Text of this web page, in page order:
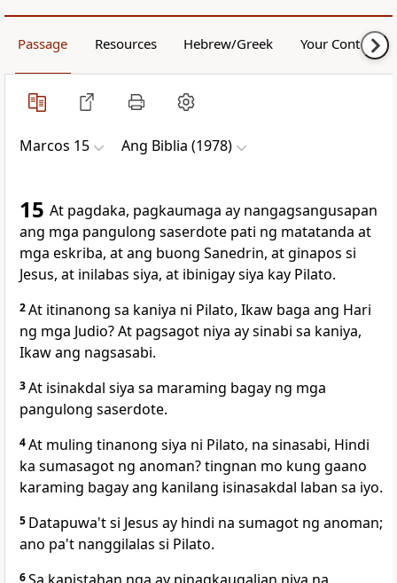
Passage Resources Hebrew/Greek Your Content
Marcos 15 Ang Biblia (1978)
15 At pagdaka, pagkaumaga ay nangagsangusapan
ang mga pangulong saserdote pati ng matatanda at
mga eskriba, at ang buong Sanedrin, atginapos si
Jesus, at inilabas siya, at ibinigay siya kay Pilato.
2At itinanong sa kaniya ni Pilato, Ikaw baga ang Hari
ng mga Judio? At pagsagot niya ay sinabi sa kaniya,
Ikaw ang nagsasabi.
3At isinakdal siya sa maraming bagay ng mga
pangulong saserdote.
4At muling tinanong siya ni Pilato, na sinasabi, Hindi
ka sumasagot ng anoman? tingnan mo kung gaano
karaming bagay ang kanilang isinasakdal laban sa iyo.
5 Datapuwa't si Jesus ay hindi na sumagot ng anoman;
ano pa't nanggilalas si Pilato.
6